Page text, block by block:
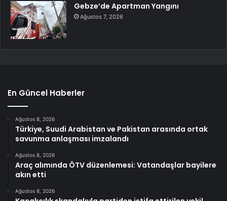
Gebze’de Apartman Yangını
Ağustos 7, 2026
En Güncel Haberler
Ağustos 8, 2026
Türkiye, Suudi Arabistan ve Pakistan arasında ortak
savunma anlaşması imzalandı
Ağustos 8, 2026
Araç alımında ÖTV düzenlemesi: Vatandaşlar bayilere
akın etti
Ağustos 8, 2026